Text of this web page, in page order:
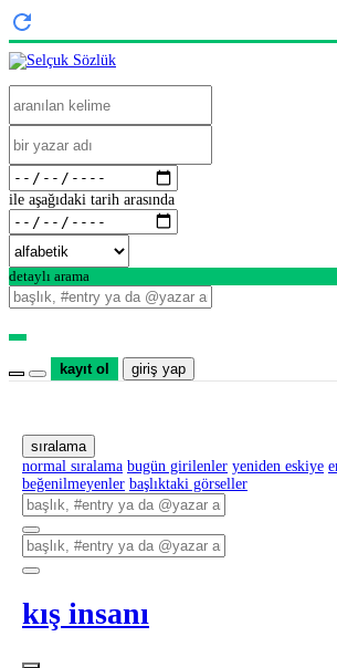
ile aşağıdaki tarih arasında
detaylı arama
kayıt ol giriş yap
sıralama
normal sıralama bugün girilenler yeniden eskiye
beğenilmeyenler başlıktaki görseller
kış insanı